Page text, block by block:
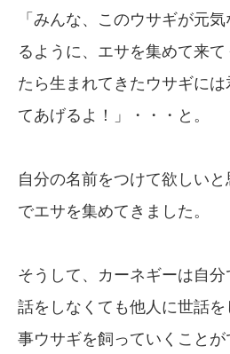
「みんな、このウサギが元
るように、エサを集めて来
たら生まれてきたウサギに
てあげるよ！」・・・と。
自分の名前をつけて欲しい
でエサを集めてきました。
そうして、カーネギーは自
話をしなくても他人に世話
事ウサギを飼っていくことが